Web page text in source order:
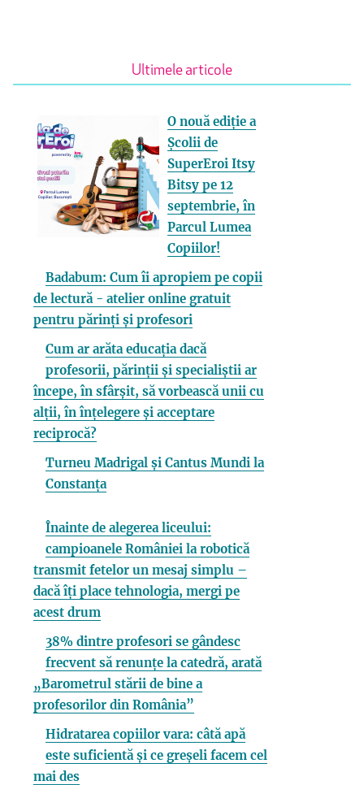
Ultimele articole
O nouă ediție a
Școlii de
SuperEroi Itsy
Bitsy pe 12
septembrie, în
Parcul Lumea
Copiilor!
Badabum: Cum îi apropiem pe copii
de lectură - atelier online gratuit
pentru părinți și profesori
Cum ar arăta educația dacă
profesorii, părinții și specialiștii ar
începe, în sfârșit, să vorbească unii cu
alții, în înțelegere și acceptare
reciprocă?
Turneu Madrigal și Cantus Mundi la
Constanța
Înainte de alegerea liceului:
campioanele României la robotică
transmit fetelor un mesaj simplu –
dacă îți place tehnologia, mergi pe
acest drum
38% dintre profesori se gândesc
frecvent să renunțe la catedră, arată
„Barometrul stării de bine a
profesorilor din România”
Hidratarea copiilor vara: câtă apă
este suficientă și ce greșeli facem cel
mai des